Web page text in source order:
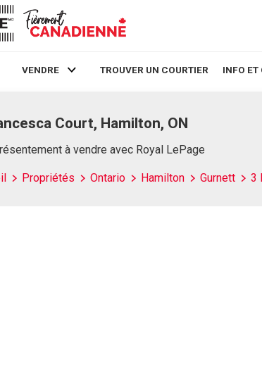
VENDRE TROUVER UN COURTIER INFO ET
Court, Hamilton, ON
à vendre avec Royal LePage
Propriétés Ontario Hamilton Gurnett 3